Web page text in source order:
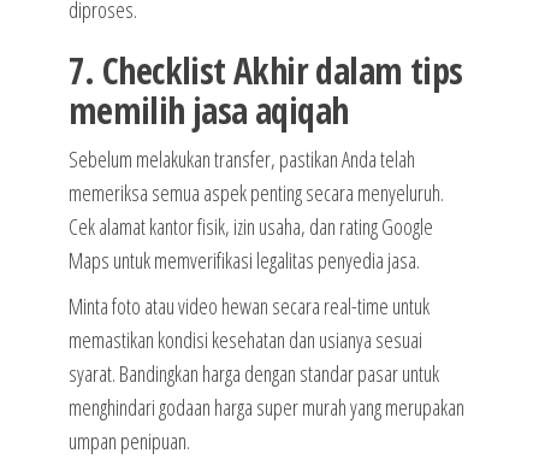
diproses.
7. Checklist Akhir dalam tips
memilih jasa aqiqah
Sebelum melakukan transfer, pastikan Anda telah
memeriksa semua aspek penting secara menyeluruh.
Cek alamat kantor fisik, izin usaha, dan rating Google
Maps untuk memverifikasi legalitas penyedia jasa.
Minta foto atau video hewan secara real-time untuk
memastikan kondisi kesehatan dan usianya sesuai
syarat. Bandingkan harga dengan standar pasar untuk
menghindari godaan harga super murah yang merupakan
umpan penipuan.